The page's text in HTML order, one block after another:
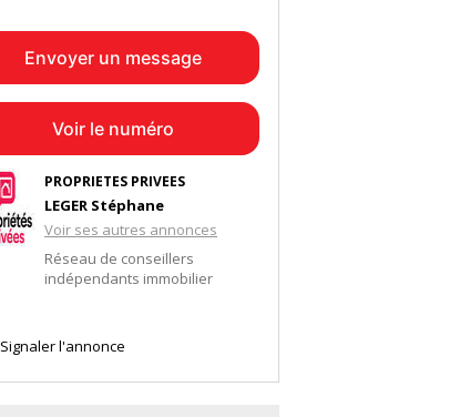
Envoyer un message
Voir le numéro
PROPRIETES PRIVEES
LEGER Stéphane
Voir ses autres annonces
Réseau de conseillers
indépendants immobilier
Signaler l'annonce